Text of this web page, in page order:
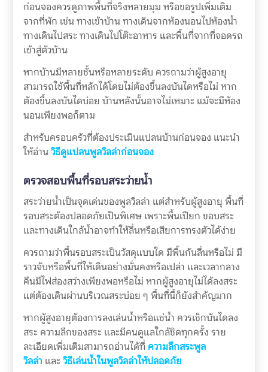
ก่อนจองควรดูภาพพื้นที่จริงหลายมุม หรือขอรูปเพิ่มเติม
จากที่พัก เช่น ทางเข้าบ้าน ทางเดินจากห้องนอนไปห้องน้ำ
ทางเดินไปสระ ทางเดินไปโต๊ะอาหาร และพื้นที่จากที่จอดรถ
เข้าสู่ตัวบ้าน
หากบ้านมีหลายชั้นหรือหลายระดับ ควรถามว่าผู้สูงอายุ
สามารถใช้พื้นที่หลักได้โดยไม่ต้องขึ้นลงบันไดหรือไม่ หาก
ต้องขึ้นลงบันไดบ่อย บ้านหลังนั้นอาจไม่เหมาะ แม้จะมีห้อง
นอนเพียงพอก็ตาม
สำหรับครอบครัวที่ต้องประเมินแปลนบ้านก่อนจอง แนะนำ
ให้อ่านวิธีดูแปลนพูลวิลล่าก่อนจอง
ตรวจสอบพื้นที่รอบสระว่ายน้ำ
สระว่ายน้ำเป็นจุดเด่นของพูลวิลล่า แต่สำหรับผู้สูงอายุ พื้นที่
รอบสระต้องปลอดภัยเป็นพิเศษ เพราะพื้นเปียก ขอบสระ
และทางเดินใกล้น้ำอาจทำให้ลื่นหรือเสียการทรงตัวได้ง่าย
ควรถามว่าพื้นรอบสระเป็นวัสดุแบบใด มีพื้นกันลื่นหรือไม่ มี
ราวจับหรือพื้นที่ให้เดินอย่างมั่นคงหรือเปล่า และเวลากลาง
คืนมีไฟส่องสว่างเพียงพอหรือไม่ หากผู้สูงอายุไม่ได้ลงสระ
แต่ต้องเดินผ่านบริเวณสระบ่อย ๆ พื้นที่นี้ก็ยังสำคัญมาก
หากผู้สูงอายุต้องการลงเล่นน้ำหรือแช่น้ำ ควรเช็กบันไดลง
สระ ความลึกของสระ และมีคนดูแลใกล้ชิดทุกครั้ง ราย
ละเอียดเพิ่มเติมสามารถอ่านได้ที่ ความลึกสระพูล
วิลล่า และวิธีเล่นน้ำในพูลวิลล่าให้ปลอดภัย